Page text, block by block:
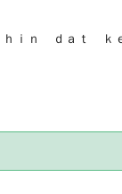
ｉｎ ｄａｔ ｋ